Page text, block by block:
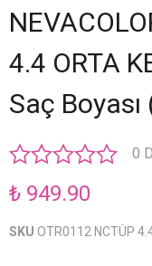
4.4 ORTA
Saç
0
₺ 949.90
SKU OTR0112 NCTÜP